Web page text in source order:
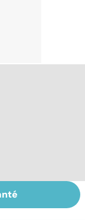
singe :